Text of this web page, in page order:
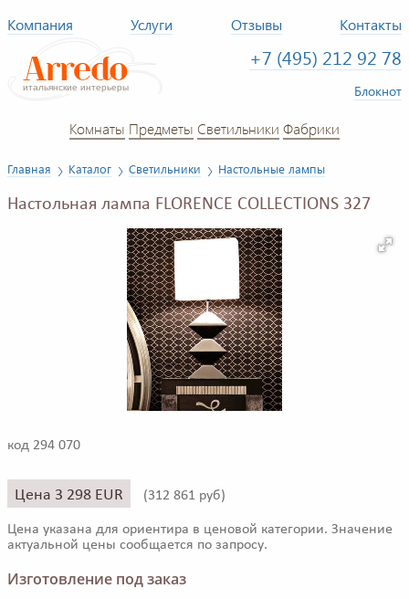
Компания Услуги Отзывы Контакты
+7 (495) 212 92 78
Блокнот
Комнаты Предметы Светильники Фабрики
Главная Каталог Светильники Настольные лампы
Настольная лампа FLORENCE COLLECTIONS 327
код 294 070
Цена 3 298 EUR (312 861 руб)
Цена указана для ориентира в ценовой категории. Значение
актуальной цены сообщается по запросу.
Изготовление под заказ